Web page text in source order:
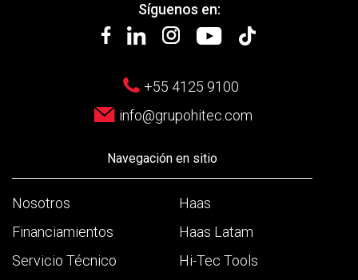
Síguenos en:
+55 4125 9100
info@grupohitec.com
Navegación en sitio
Nosotros
Financiamientos
Servicio Técnico
Haas
Haas Latam
Hi-Tec Tools